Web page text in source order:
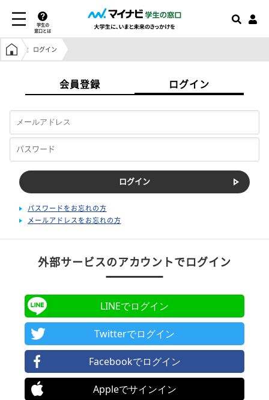
学生の
窓口とは
学生の窓口トップ
ログイン
会員登録 ログイン
パスワードをお忘れの方
メールアドレスをお忘れの方
外部サービスのアカウントでログイン
LINEでログイン
Twitterでログイン
Facebookでログイン
Appleでサインイン